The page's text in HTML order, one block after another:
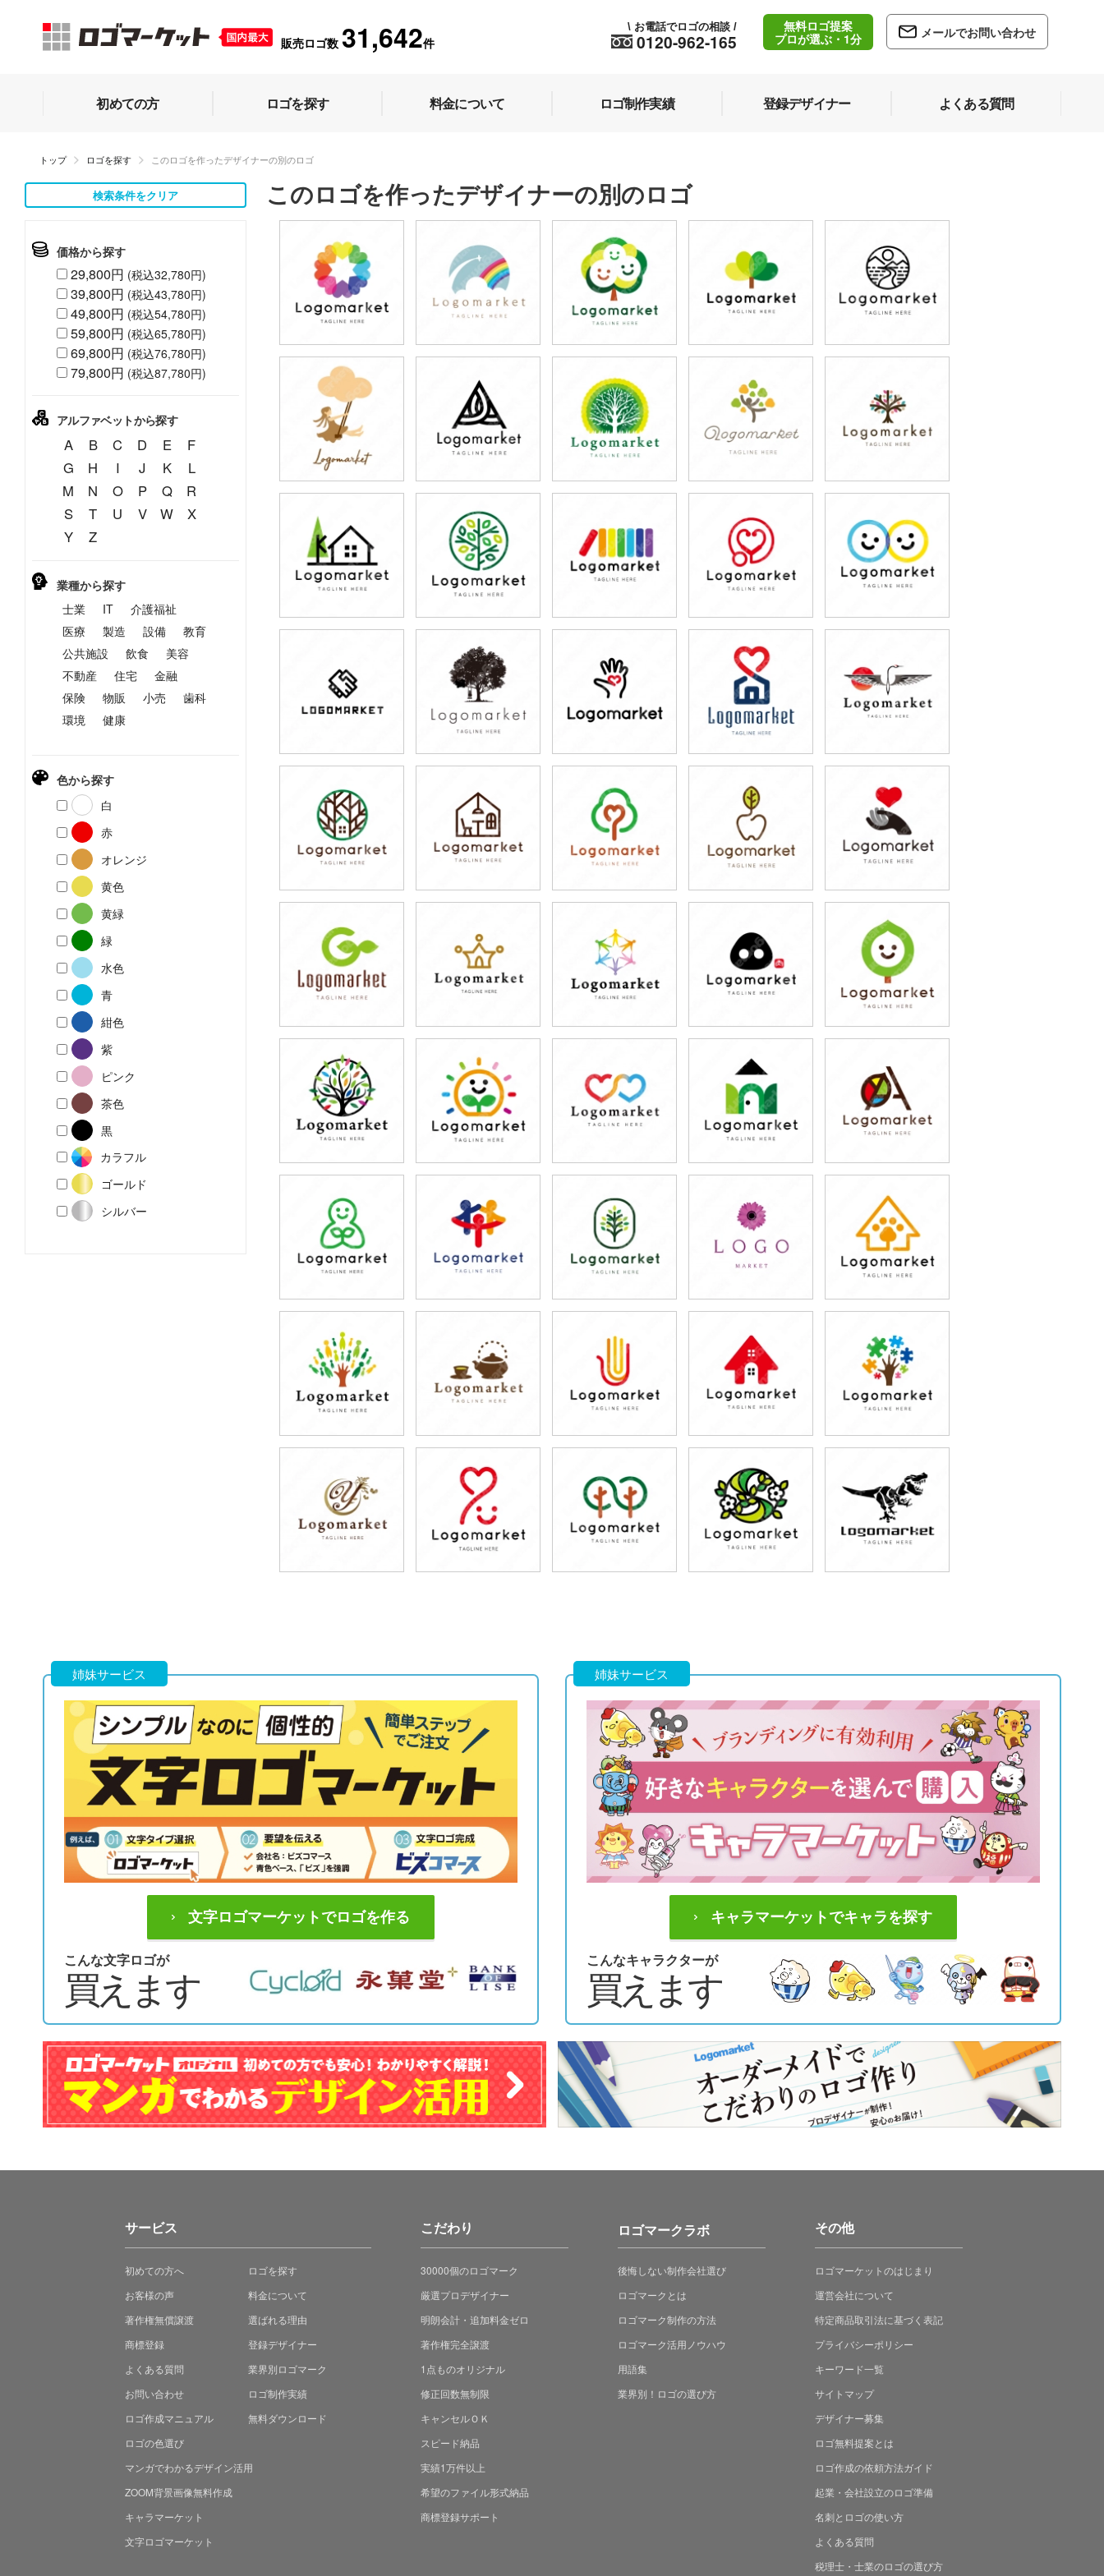
販売ロゴ数 31,642件 0120-962-165
\ お電話でロゴの相談 /
無料ロゴ提案
プロが選ぶ・1分
メールでお問い合わせ
初めての方 ロゴを探す 料金について ロゴ制作実績 登録デザイナー よくある質問
トップ ロゴを探す このロゴを作ったデザイナーの別のロゴ
検索条件をクリア
価格から探す
29,800円 (税込32,780円)
39,800円 (税込43,780円)
49,800円 (税込54,780円)
59,800円 (税込65,780円)
69,800円 (税込76,780円)
79,800円 (税込87,780円)
アルファベットから探す
A B C D E
F
G
H I J K
L
M
N O P Q
R
S
T U V W
X
Y
Z
業種から探す
士業
IT
介護福祉
医療
製造 設備
教育
公共施設
飲食
美容
不動産
住宅
金融
保険
物販 小売
歯科
環境
健康
色から探す
白
赤
オレンジ
黄色
黄緑
緑
水色
青
紺色
紫
ピンク
茶色
黒
カラフル
ゴールド
シルバー
このロゴを作ったデザイナーの別のロゴ
79,800円
(税込87,780円)
79,800円
(税込87,780円)
79,800円
(税込87,780円)
79,800円
(税込87,780円)
79,800円
(税込87,780円)
79,800円
(税込87,780円)
79,800円
(税込87,780円)
79,800円
(税込87,780円)
79,800円
(税込87,780円)
79,800円
(税込87,780円)
(税込87,780円)
79,800円
(税込87,780円)
79,800円
(税込87,780円)
79,800円
(税込87,780円)
79,800円
(税込87,780円)
79,800円
(税込87,780円)
79,800円
(税込87,780円)
79,800円
(税込87,780円)
79,800円
(税込87,780円)
79,800円
(税込87,780円)
79,800円
(税込87,780円)
79,800円
(税込87,780円)
79,800円
(税込87,780円)
79,800円
(税込87,780円)
79,800円
(税込87,780円)
79,800円
(税込87,780円)
79,800円
(税込87,780円)
79,800円
(税込87,780円)
79,800円
(税込87,780円)
79,800円
(税込87,780円)
79,800円
(税込87,780円)
79,800円
(税込87,780円)
79,800円
(税込87,780円)
79,800円
(税込87,780円)
79,800円
(税込87,780円)
79,800円
(税込87,780円)
79,800円
(税込87,780円)
79,800円
(税込87,780円)
79,800円
(税込87,780円)
79,800円
(税込87,780円)
79,800円
(税込87,780円)
79,800円
(税込87,780円)
79,800円
(税込87,780円)
79,800円
(税込87,780円)
79,800円
(税込87,780円)
姉妹サービス
文字ロゴマーケットでロゴを作る
こんな文字ロゴが
買えます
姉妹サービス
キャラマーケットでキャラを探す
こんなキャラクターが
買えます
サービス
初めての方へ
ロゴを探す
お客様の声
料金について
著作権無償譲渡
選ばれる理由
商標登録
登録デザイナー
よくある質問
業界別ロゴマーク
お問い合わせ
ロゴ制作実績
ロゴ作成マニュアル
無料ダウンロード
ロゴの色選び
マンガでわかるデザイン活用
ZOOM背景画像無料作成
キャラマーケット
文字ロゴマーケット
こだわり
30000個のロゴマーク
厳選プロデザイナー
明朗会計・追加料金ゼロ
著作権完全譲渡
1点ものオリジナル
修正回数無制限
キャンセルＯＫ
スピード納品
実績1万件以上
希望のファイル形式納品
商標登録サポート
ロゴマークラボ
後悔しない制作会社選び
ロゴマークとは
ロゴマーク制作の方法
ロゴマーク活用ノウハウ
用語集
業界別！ロゴの選び方
その他
ロゴマーケットのはじまり
運営会社について
特定商品取引法に基づく表記
プライバシーポリシー
キーワード一覧
サイトマップ
デザイナー募集
ロゴ無料提案とは
ロゴ作成の依頼方法ガイド
起業・会社設立のロゴ準備
名刺とロゴの使い方
よくある質問
税理士・士業のロゴの選び方